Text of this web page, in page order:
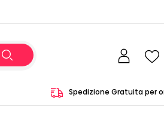
Spedizione Gratuita per